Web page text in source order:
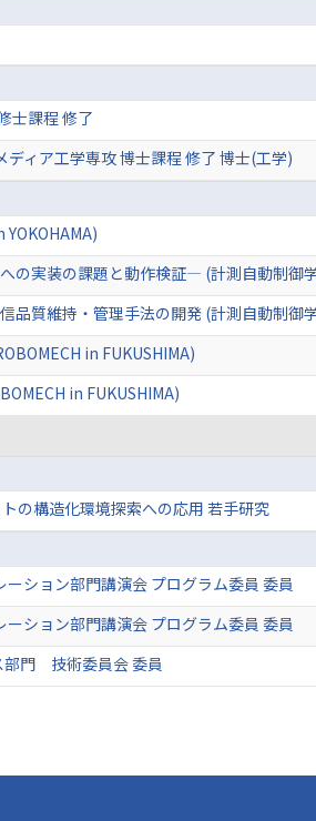
士課程 修了
ィア工学専攻 博士課程 修了 博士(工学)
実装の課題と動作検証― (計測自動制御
品質維持・管理手法の開発 (計測自動制御
in FUKUSHIMA)
in FUKUSHIMA)
の構造化環境探索への応用 若手研究
ション部門講演会 プログラム委員 委員
ション部門講演会 プログラム委員 委員
部門 技術委員会 委員